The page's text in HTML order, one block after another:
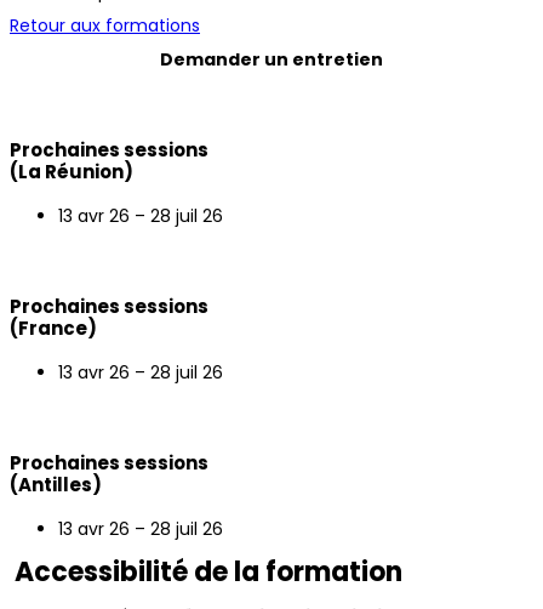
Retour aux formations
Demander un entretien
Prochaines sessions
(La Réunion)
13 avr 26 – 28 juil 26
Prochaines sessions
(France)
13 avr 26 – 28 juil 26
Prochaines sessions
(Antilles)
13 avr 26 – 28 juil 26
Accessibilité de la formation